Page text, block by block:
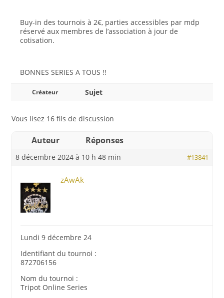
Buy-in des tournois à 2€, parties accessibles par mdp
réservé aux membres de l’association à jour de
cotisation.
BONNES SERIES A TOUS !!
Créateur Sujet
Vous lisez 16 fils de discussion
Auteur Réponses
8 décembre 2024 à 10 h 48 min #13841
zAwAk
Lundi 9 décembre 24
Identifiant du tournoi :
872706156
Nom du tournoi :
Tripot Online Series